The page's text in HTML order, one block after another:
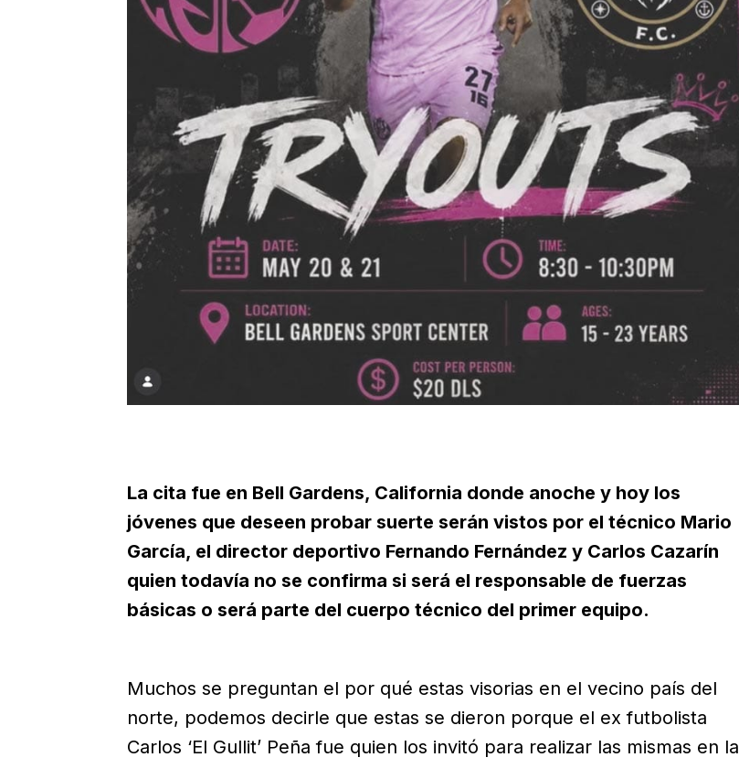
La cita fue en Bell Gardens, California donde anoche y hoy los
jóvenes que deseen probar suerte serán vistos por el técnico Mario
García, el director deportivo Fernando Fernández y Carlos Cazarín
quien todavía no se confirma si será el responsable de fuerzas
básicas o será parte del cuerpo técnico del primer equipo.
Muchos se preguntan el por qué estas visorias en el vecino país del
norte, podemos decirle que estas se dieron porque el ex futbolista
Carlos ‘El Gullit’ Peña fue quien los invitó para realizar las mismas en la